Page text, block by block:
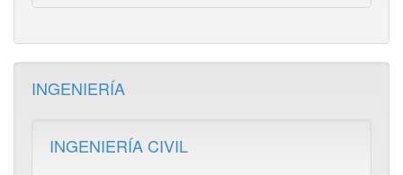
INGENIERÍA
INGENIERÍA CIVIL